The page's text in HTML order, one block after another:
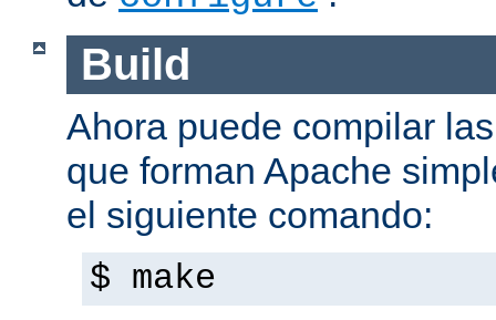
Build
Ahora puede compilar
que forman Apache
el siguiente comando:
$ make